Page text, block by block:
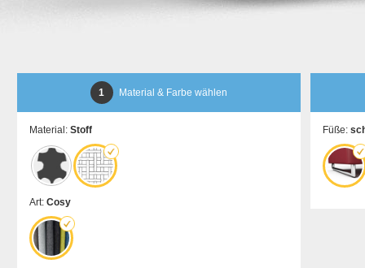
1 Material & Farbe wählen
Material: Stoff
Art: Cosy
Füße: